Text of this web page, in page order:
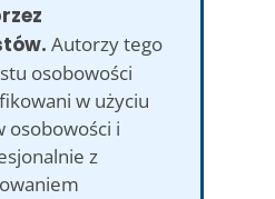
Autorzy tego
osobowości
w użyciu
osobowości i
z